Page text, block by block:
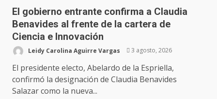
El gobierno entrante confirma a Claudia
Benavides al frente de la cartera de
Ciencia e Innovación
Leidy Carolina Aguirre Vargas 3 agosto, 2026
El presidente electo, Abelardo de la Espriella,
confirmó la designación de Claudia Benavides
Salazar como la nueva...